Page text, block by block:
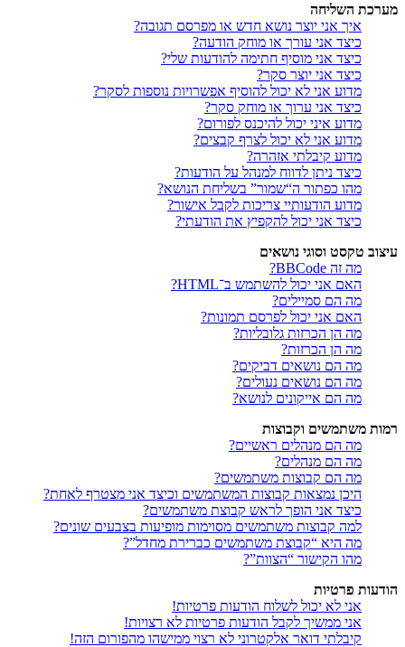
מערכת השליחה
איך אני יוצר נושא חדש או מפרסם תגובה?
כיצד אני עורך או מוחק הודעה?
כיצד אני מוסיף חתימה להודעות שלי?
כיצד אני יוצר סקר?
מדוע אני לא יכול להוסיף אפשרויות נוספות לסקר?
כיצד אני ערוך או מוחק סקר?
מדוע איני יכול להיכנס לפורום?
מדוע אני לא יכול לצרף קבצים?
מדוע קיבלתי אזהרה?
כיצד ניתן לדווח למנהל על הודעות?
מהו כפתור ה“שמור” בשליחת הנושא?
מדוע הודעותיי צריכות לקבל אישור?
כיצד אני יכול להקפיץ את הודעתי?
עיצוב טקסט וסוגי נושאים
מה זה BBCode?
האם אני יכול להשתמש ב־HTML?
מה הם סמיילים?
האם אני יכול לפרסם תמונות?
מה הן הכרזות גלובליות?
מה הן הכרזות?
מה הם נושאים דביקים?
מה הם נושאים נעולים?
מה הם אייקונים לנושא?
רמות משתמשים וקבוצות
מה הם מנהלים ראשיים?
מה הם מנהלים?
מה הם קבוצות משתמשים?
היכן נמצאות קבוצות המשתמשים וכיצד אני מצטרף לאחת?
כיצד אני הופך לראש קבוצת משתמשים?
למה קבוצות משתמשים מסוימות מופיעות בצבעים שונים?
מה היא “קבוצת משתמשים כברירת מחדל”?
מהו הקישור “הצוות”?
הודעות פרטיות
אני לא יכול לשלוח הודעות פרטיות!
אני ממשיך לקבל הודעות פרטיות לא רצויות!
קיבלתי דואר אלקטרוני לא רצוי ממישהו מהפורום הזה!